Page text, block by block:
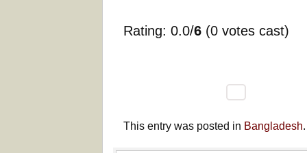
Rating: 0.0/6 (0 votes cast)
This entry was posted in Bangladesh